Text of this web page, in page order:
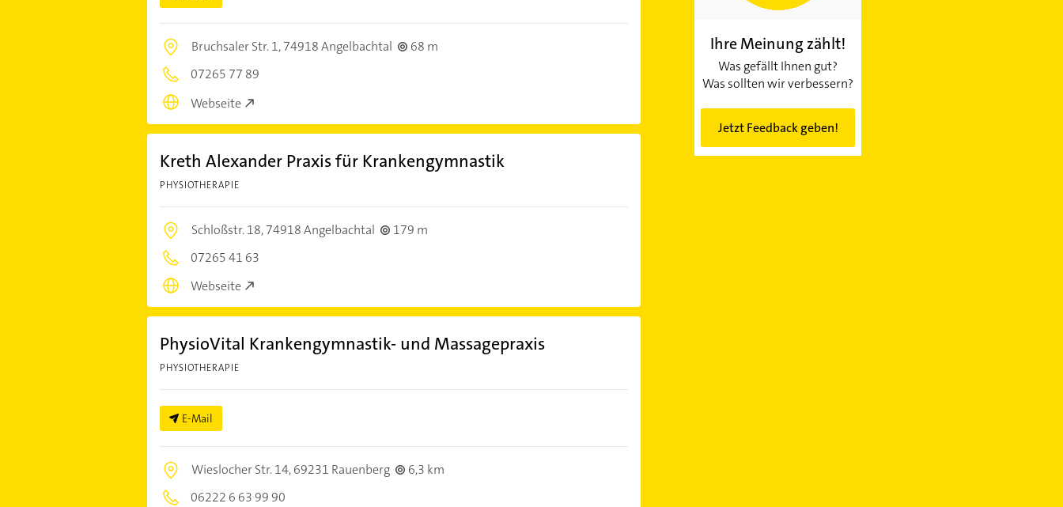
Bruchsaler Str. 1,74918 Angelbachtal
68 m
07265 77 89
Webseite
Kreth Alexander Praxis für Krankengymnastik
PHYSIOTHERAPIE
Schloßstr. 18,74918 Angelbachtal
179 m
07265 41 63
Webseite
PhysioVital Krankengymnastik- und Massagepraxis
PHYSIOTHERAPIE
E-Mail
Wieslocher Str. 14,69231 Rauenberg
6,3 km
06222 6 63 99 90
Ihre Meinung zählt!
Was gefällt Ihnen gut?
Was sollten wir verbessern?
Jetzt Feedback geben!